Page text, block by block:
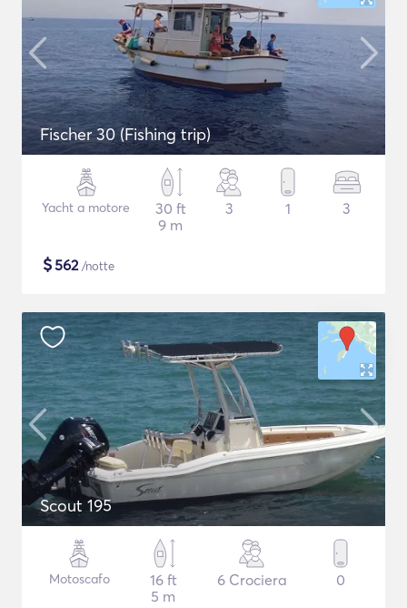
Fischer 30 (Fishing trip)
Yacht a motore
30 ft
9 m
3 1 3
$562/notte
Scout 195
Motoscafo
16 ft
5 m
6 Crociera 0